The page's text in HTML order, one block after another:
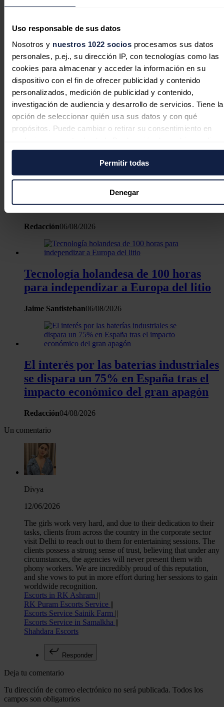
Uso responsable de sus datos
Nosotros y nuestros 1022 sociosprocesamos sus datos
personales, p.ej., su dirección IP, con tecnologías como las
cookies para almacenar y acceder la información en su
dispositivo con el fin de ofrecer publicidad y contenido
personalizados, medición de publicidad y contenido,
investigación de audiencia y desarrollo de servicios. Tiene la
opción de seleccionar quién usa sus datos y con qué
propósitos. Puede cambiar o retirar su consentimiento en
en el Menú de consentimiento.
Si lo permite, también quisiéramos:
Recopilar información sobre su ubicación geográfica
puede tener una precisión de varios metros
Identificar su dispositivo analizándolo activamente
buscar características específicas (huellas digitales)
Obtenga más información sobre cómo se procesan sus
personales y establezca sus preferencias en la
momento en la Declaración de cookies.
contenido y los anuncios, ofrecer funciones de redes
analizar el tráfico. Además, compartimos información sobre
uso que haga del sitio web con nuestros partners de redes
sociales, publicidad y análisis web, quienes pueden
con otra información que les haya proporcionado o que
recopilado a partir del uso que haya hecho de sus servicios.
Permitir todas
Denegar
La inversión energética en España
cambia de rumbo: las baterías y las
redes sustituyen al boom renovable
Sandra Acosta06/08/2026
Un proyecto de inteligencia artificial
amplía en un 60% la capacidad de
transmisión eléctrica en el sur de
Chile
Redacción06/08/2026
Tecnología holandesa de 100 horas
para independizar a Europa del litio
Jaime Santisteban06/08/2026
El interés por las baterías industriales
se dispara un 75% en España tras el
impacto económico del gran apagón
Redacción04/08/2026
Un comentario
Divya
12/06/2026
The girls work very hard, and due to their dedication to their
tasks, clients from across the country in the corporate sector
visit Delhi to reach out to them for entertaining sessions. The
clients possess a strong sense of trust, believing that under any
circumstances, the agencies will never present them with
phony workers. We are incredibly proud of this reputation,
and she vows to put in more effort during her sessions to gain
worldwide recognition.
Escorts in RK Ashram ||
RK Puram Escorts Service ||
Escorts Service Sainik Farm ||
Escorts Service in Samalkha ||
Shahdara Escorts
Responder
Deja tu comentario
Tu dirección de correo electrónico no será publicada. Todos los
campos son obligatorios